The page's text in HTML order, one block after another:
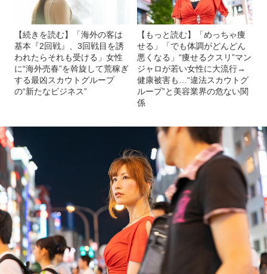
【続きを読む】「海外の客は
基本『2回戦』、3回戦目を誘
われたらそれも受ける」女性
に“海外売春”を斡旋して荒稼ぎ
する最凶スカウトグループ
の“新たなビジネス”
【もっと読む】「めっちゃ痩
せる」「でも体調がどんどん
悪くなる」“痩せるクスリ”マン
ジャロが若い女性に大流行→
健康被害も…“違法スカウトグ
ループ”と美容業界の危ない関
係